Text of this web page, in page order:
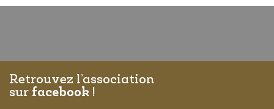
Retrouvez l’association
sur facebook !